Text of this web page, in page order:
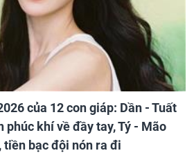
của 12 con giáp: Dần - Tuất
phúc khí về đầy tay, Tý - Mão
tiền bạc đội nón ra đi